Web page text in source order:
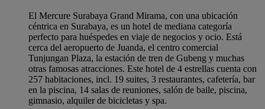
El Mercure Surabaya Grand Mirama, con una ubicación
céntrica en Surabaya, es un hotel de mediana categoría
perfecto para huéspedes en viaje de negocios y ocio. Está
cerca del aeropuerto de Juanda, el centro comercial
Tunjungan Plaza, la estación de tren de Gubeng y muchas
otras famosas atracciones. Este hotel de 4 estrellas cuenta con
257 habitaciones, incl. 19 suites, 3 restaurantes, cafetería, bar
en la piscina, 14 salas de reuniones, salón de baile, piscina,
gimnasio, alquiler de bicicletas y spa.